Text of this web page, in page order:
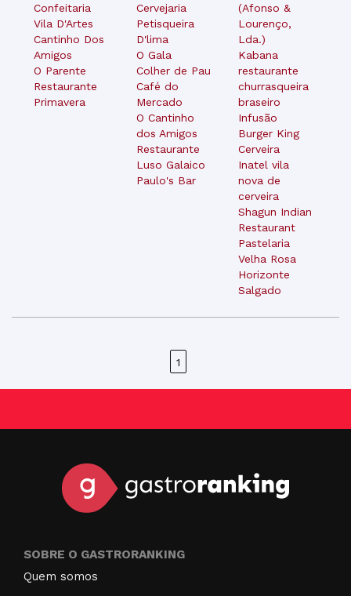
Confeitaria
Vila D'Artes
Cantinho Dos
Amigos
O Parente
Restaurante
Primavera
Cervejaria
Petisqueira
D'lima
O Gala
Colher de Pau
Café do
Mercado
O Cantinho
dos Amigos
Restaurante
Luso Galaico
Paulo's Bar
(Afonso &
Lourenço,
Lda.)
Kabana
restaurante
churrasqueira
braseiro
Infusão
Burger King
Cerveira
Inatel vila
nova de
cerveira
Shagun Indian
Restaurant
Pastelaria
Velha Rosa
Horizonte
Salgado
1
SOBRE O GASTRORANKING
Quem somos